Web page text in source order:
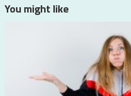
You might like